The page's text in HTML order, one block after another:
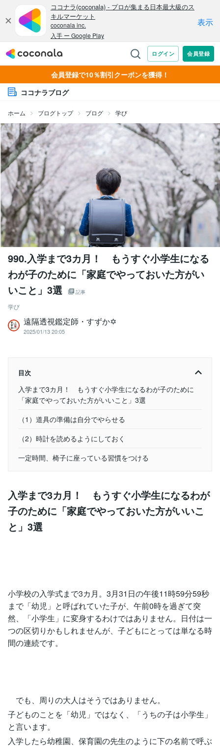
会員登録で10％割引クーポンを獲得！
ココナラブログ
ホーム ブログトップ ブログ 学び
990.入学まで3カ月！ もうすぐ小学生になる
わが子のために「家庭でやっておいた方がい
いこと」3選
記事
学び
遠隔透視鑑定師・すずか✡
2025/01/13 20:05
目次
入学まで3カ月！ もうすぐ小学生になるわが子のために
「家庭でやっておいた方がいいこと」3選
（1）道具の準備は自分でやらせる
（2）時計を読めるようにしておく
一定時間、椅子に座っている習慣をつける
入学まで3カ月！ もうすぐ小学生になるわが
子のために「家庭でやっておいた方がいいこ
と」3選
小学校の入学式まで3カ月。3月31日の午後11時59分59秒
まで「幼児」と呼ばれていた子が、午前0時を過ぎて突
然、「小学生」に変身するわけではありません。日付は一
つの区切りかもしれませんが、子どもにとっては単なる時
間の連続です。
でも、周りの大人はそうではありません。
子どものことを「幼児」ではなく、「うちの子は小学生」
と言います。
入学したら幼稚園、保育園の先生のように下の名前で呼ぶ